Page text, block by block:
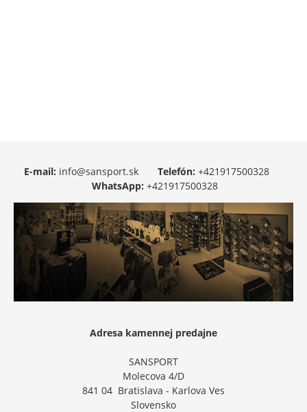
E-mail: info@sansport.sk Telefón: +421917500328
WhatsApp: +421917500328
Adresa kamennej predajne
SANSPORT
Molecova 4/D
841 04 Bratislava - Karlova Ves
Slovensko